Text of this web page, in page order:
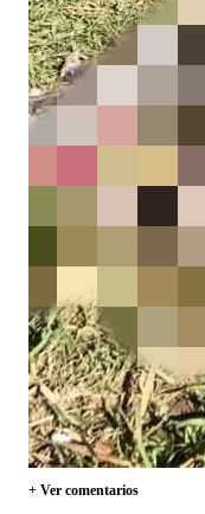
+ Ver comentarios